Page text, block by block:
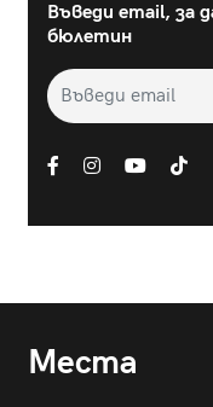
Въведи email, за
бюлетин
Места